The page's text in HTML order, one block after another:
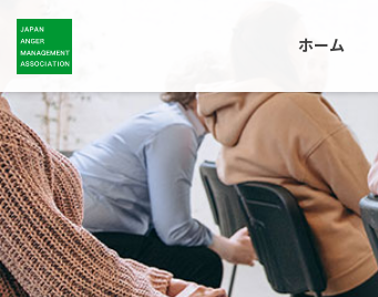
ホーム